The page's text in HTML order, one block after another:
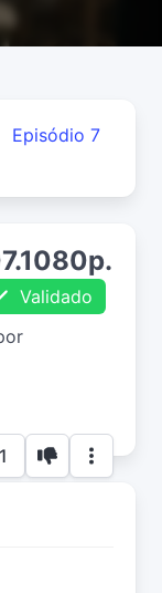
Episódio 7
Validado
1